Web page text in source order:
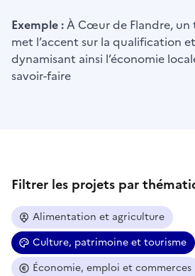
Exemple :À Cœur de Flandre, un
met l’accent sur la qualification
dynamisant ainsi l’économie
savoir-faire
Filtrer les projets par
Alimentation et agriculture
Culture, patrimoine et tourisme
Économie, emploi et commerces